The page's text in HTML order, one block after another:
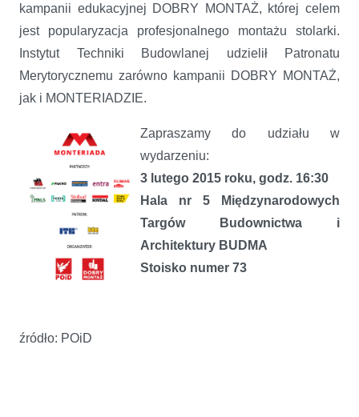
kampanii edukacyjnej DOBRY MONTAŻ, której celem
jest popularyzacja profesjonalnego montażu stolarki.
Instytut Techniki Budowlanej udzielił Patronatu
Merytorycznemu zarówno kampanii DOBRY MONTAŻ,
jak i MONTERIADZIE.
Zapraszamy do udziału w
wydarzeniu:
3 lutego 2015 roku, godz. 16:30
Hala nr 5 Międzynarodowych
Targów Budownictwa i
Architektury BUDMA
Stoisko numer 73
źródło: POiD